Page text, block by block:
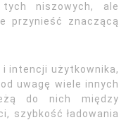
niszowych, ale
przynieść znaczącą
i intencji użytkownika,
uwagę wiele innych
do nich między
szybkość ładowania